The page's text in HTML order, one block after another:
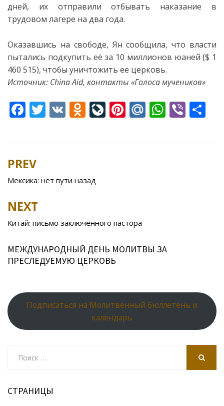
дней, их отправили отбывать наказание в
трудовом лагере на два года.
Оказавшись на свободе, Ян сообщила, что власти
пытались подкупить её за 10 миллионов юаней ($ 1
460 515), чтобы уничтожить ее церковь.
Источник: China Aid, контакты «Голоса мучеников»
F
b
o
o
k
T V O
kl
as
ni
Li
al
Pi M W Vi
Post
navigation
PREV
Мексика: нет пути назад
NEXT
Китай: письмо заключенного пастора
МЕЖДУНАРОДНЫЙ ДЕНЬ МОЛИТВЫ ЗА
ПРЕСЛЕДУЕМУЮ ЦЕРКОВЬ
Подписаться на Молитвенный бюллетень и
календарь
СТРАНИЦЫ